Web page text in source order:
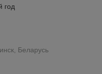
год
Беларусь